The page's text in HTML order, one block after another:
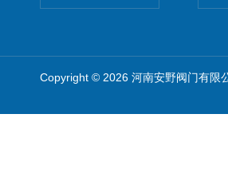
Copyright © 2026 河南安野阀门有限